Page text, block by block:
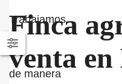
Finca
venta en